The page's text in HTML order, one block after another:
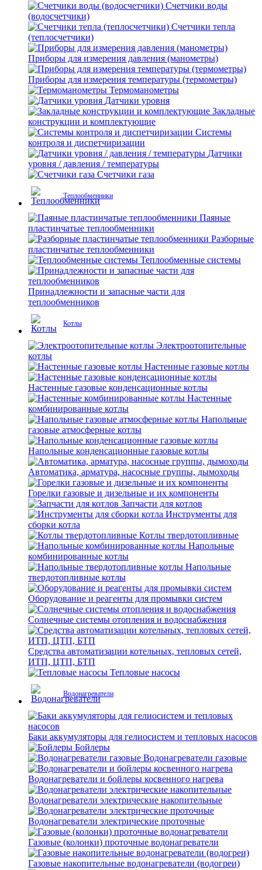
Счетчики воды
(водосчетчики)
Счетчики тепла
(теплосчетчики)
Приборы для измерения давления (манометры)
Приборы для измерения температуры (термометры)
Термоманометры
Датчики уровня
Закладные
конструкции и комплектующие
Системы
контроля и диспетчиризации
Датчики
уровня / давления / температуры
Счетчики газа
Теплообменники
Паяные
пластинчатые теплообменники
Разборные
пластинчатые теплообменники
Теплообменные системы
Принадлежности и запасные части для
теплообменников
Котлы
Электроотопительные
котлы
Настенные газовые котлы
Настенные газовые конденсационные котлы
Настенные
комбинированные котлы
Напольные
газовые атмосферные котлы
Напольные конденсационные газовые котлы
Автоматика, арматура, насосные группы, дымоходы
Горелки газовые и дизельные и их компоненты
Запчасти для котлов
Инструменты для
сборки котла
Котлы твердотопливные
Напольные
комбинированные котлы
Напольные
твердотопливные котлы
Оборудование и реагенты для промывки систем
Солнечные системы отопления и водоснабжения
Средства автоматизации котельных, тепловых сетей,
ИТП, ЦТП, БТП
Тепловые насосы
Водонагреватели
Баки аккумуляторы для гелиосистем и тепловых насосов
Бойлеры
Водонагреватели газовые
Водонагреватели и бойлеры косвенного нагрева
Водонагреватели электрические накопительные
Водонагреватели электрические проточные
Газовые (колонки) проточные водонагреватели
Газовые накопительные водонагреватели (водогреи)